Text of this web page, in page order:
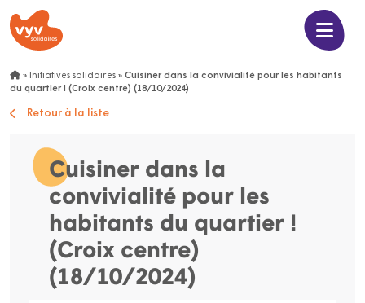
» Initiatives solidaires » Cuisiner dans la convivialité pour les habitants
du quartier ! (Croix centre) (18/10/2024)
Retour à la liste
Cuisiner dans la
convivialité pour les
habitants du quartier !
(Croix centre)
(18/10/2024)